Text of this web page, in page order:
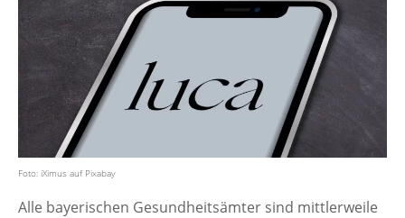
Foto: iXimus auf Pixabay
Alle bayerischen Gesundheitsämter sind mittlerweile